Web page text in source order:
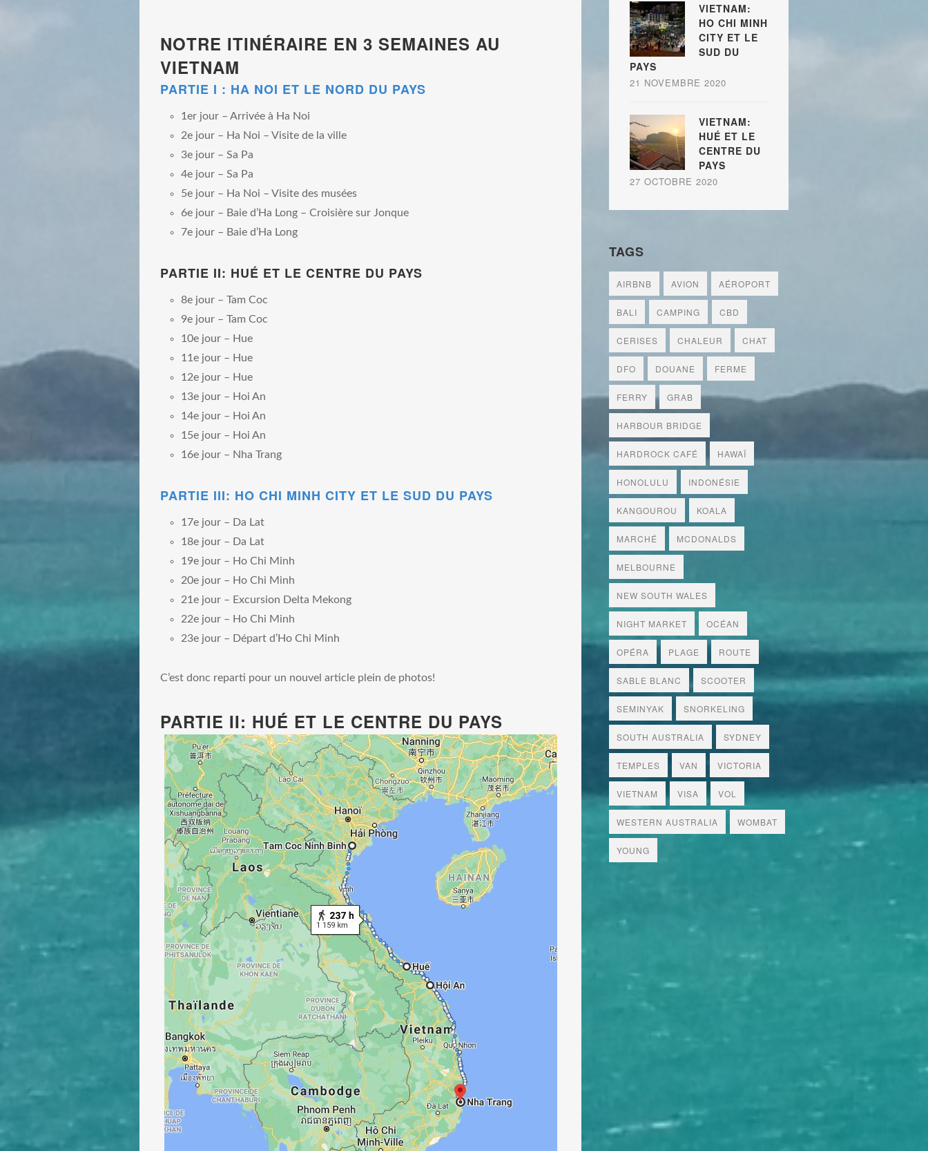
NOTRE ITINÉRAIRE EN 3 SEMAINES AU
VIETNAM
PARTIE I : HA NOI ET LE NORD DU PAYS
1er jour – Arrivée à Ha Noi
2e jour – Ha Noi – Visite de la ville
3e jour – Sa Pa
4e jour – Sa Pa
5e jour – Ha Noi – Visite des musées
6e jour – Baie d’Ha Long – Croisière sur Jonque
7e jour – Baie d’Ha Long
PARTIE II: HUÉ ET LE CENTRE DU PAYS
8e jour – Tam Coc
9e jour – Tam Coc
10e jour – Hue
11e jour – Hue
12e jour – Hue
13e jour – Hoi An
14e jour – Hoi An
15e jour – Hoi An
16e jour – Nha Trang
PARTIE III: HO CHI MINH CITY ET LE SUD DU PAYS
17e jour – Da Lat
18e jour – Da Lat
19e jour – Ho Chi Minh
20e jour – Ho Chi Minh
21e jour – Excursion Delta Mekong
22e jour – Ho Chi Minh
23e jour – Départ d’Ho Chi Minh
C’est donc reparti pour un nouvel article plein de photos!
PARTIE II: HUÉ ET LE CENTRE DU PAYS
VIETNAM:
HO CHI MINH
CITY ET LE
SUD DU
PAYS
21 NOVEMBRE 2020
VIETNAM:
HUÉ ET LE
CENTRE DU
PAYS
27 OCTOBRE 2020
TAGS
AIRBNB AVION AÉROPORT
BALI CAMPING CBD
CERISES CHALEUR CHAT
DFO DOUANE FERME
FERRY GRAB
HARBOUR BRIDGE
HARDROCK CAFÉ HAWAÏ
HONOLULU INDONÉSIE
KANGOUROU KOALA
MARCHÉ MCDONALDS
MELBOURNE
NEW SOUTH WALES
NIGHT MARKET OCÉAN
OPÉRA PLAGE ROUTE
SABLE BLANC SCOOTER
SEMINYAK SNORKELING
SOUTH AUSTRALIA SYDNEY
TEMPLES VAN VICTORIA
VIETNAM VISA VOL
WESTERN AUSTRALIA WOMBAT
YOUNG